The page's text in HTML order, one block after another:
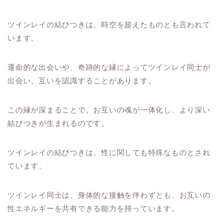
ツインレイの結びつきは、時空を超えたものとも言われて
います。
運命的な出会いや、奇跡的な縁によってツインレイ同士が
出会い、互いを認識することがあります。
この縁が深まることで、お互いの魂が一体化し、より深い
結びつきが生まれるのです。
ツインレイの結びつきは、性に関しても特殊なものとされ
ています。
ツインレイ同士は、身体的な接触を伴わずとも、お互いの
性エネルギーを共有できる能力を持っています。